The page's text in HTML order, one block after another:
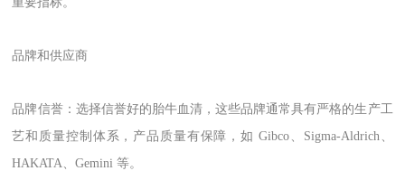
品牌和供应商
品牌信誉：选择信誉好的胎牛血清，这些品牌通常具有严格的生产工
艺和质量控制体系，产品质量有保障，如 Gibco、 Sigma-Aldrich
HAKATA 、Gemini 等。